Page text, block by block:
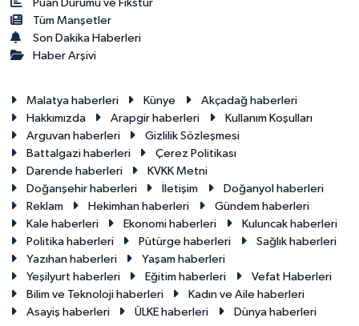
Puan Durumu ve Fikstür
Tüm Manşetler
Son Dakika Haberleri
Haber Arşivi
Malatya haberleri Künye
Akçadağ haberleri
Hakkımızda
Arapgir haberleri
Kullanım Koşulları
Arguvan haberleri
Gizlilik Sözleşmesi
Battalgazi haberleri
Çerez Politikası
Darende haberleri
KVKK Metni
Doğanşehir haberleri
İletişim
Doğanyol haberleri
Reklam
Hekimhan haberleri
Gündem haberleri
Kale haberleri
Ekonomi haberleri
Kuluncak haberleri
Politika haberleri
Pütürge haberleri
Sağlık haberleri
Yazıhan haberleri
Yaşam haberleri
Yeşilyurt haberleri
Eğitim haberleri
Vefat Haberleri
Bilim ve Teknoloji haberleri
Kadın ve Aile haberleri
Asayiş haberleri
ÜLKE haberleri Dünya haberleri